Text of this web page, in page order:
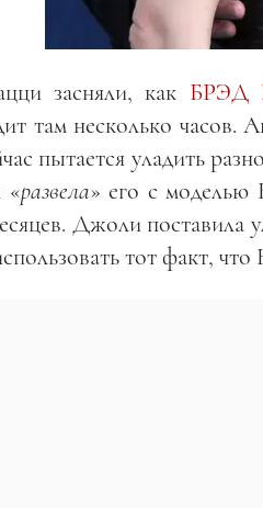
засняли, как БРЭД
там несколько часов.
пытается уладить
«развела» его с моделью
Джоли поставила
тот факт,